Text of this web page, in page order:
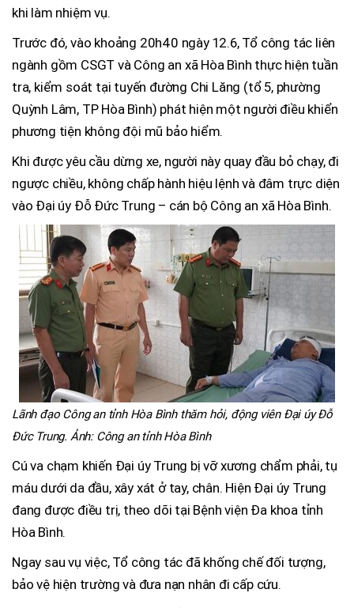
khi làm nhiệm vụ.
Trước đó, vào khoảng 20h40 ngày 12.6, Tổ công tác liên
ngành gồm CSGT và Công an xã Hòa Bình thực hiện tuần
tra, kiểm soát tại tuyến đường Chi Lăng (tổ 5, phường
Quỳnh Lâm, TP Hòa Bình) phát hiện một người điều khiển
phương tiện không đội mũ bảo hiểm.
Khi được yêu cầu dừng xe, người này quay đầu bỏ chạy, đi
ngược chiều, không chấp hành hiệu lệnh và đâm trực diện
vào Đại úy Đỗ Đức Trung – cán bộ Công an xã Hòa Bình.
Lãnh đạo Công an tỉnh Hòa Bình thăm hỏi, động viên Đại úy Đỗ
Đức Trung. Ảnh: Công an tỉnh Hòa Bình
Cú va chạm khiến Đại úy Trung bị vỡ xương chẩm phải, tụ
máu dưới da đầu, xây xát ở tay, chân. Hiện Đại úy Trung
đang được điều trị, theo dõi tại Bệnh viện Đa khoa tỉnh
Hòa Bình.
Ngay sau vụ việc, Tổ công tác đã khống chế đối tượng,
bảo vệ hiện trường và đưa nạn nhân đi cấp cứu.